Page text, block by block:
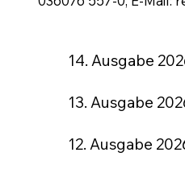
14. Ausgabe
13. Ausgabe
12. Ausgabe